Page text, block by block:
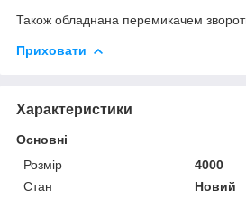
Також обладнана перемикачем
Приховати
Характеристики
Основні
Розмір
4000
Стан
Новий